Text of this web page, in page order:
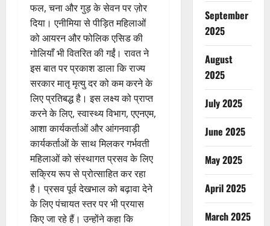
फल, चना और गुड़ के सेवन पर ज़ोर
दिया। एनीमिया से पीड़ित महिलाओं
को आयरन और फोलिक एसिड की
गोलियाँ भी वितरित की गईं। रावत ने
इस बात पर प्रकाश डाला कि राज्य
सरकार मातृ मृत्यु दर को कम करने के
लिए प्रतिबद्ध है। इस लक्ष्य को प्राप्त
करने के लिए, स्वास्थ्य विभाग, एएनएम,
आशा कार्यकर्ताओं और आंगनवाड़ी
कार्यकर्ताओं के साथ मिलकर गर्भवती
महिलाओं को संस्थागत प्रसव के लिए
सक्रिय रूप से प्रोत्साहित कर रहा
है। प्रसव पूर्व देखभाल को बढ़ावा देने
के लिए पंचायत स्तर पर भी प्रयास
किए जा रहे हैं। उन्होंने कहा कि
September
2025
August
2025
July 2025
June 2025
May 2025
April 2025
March 2025